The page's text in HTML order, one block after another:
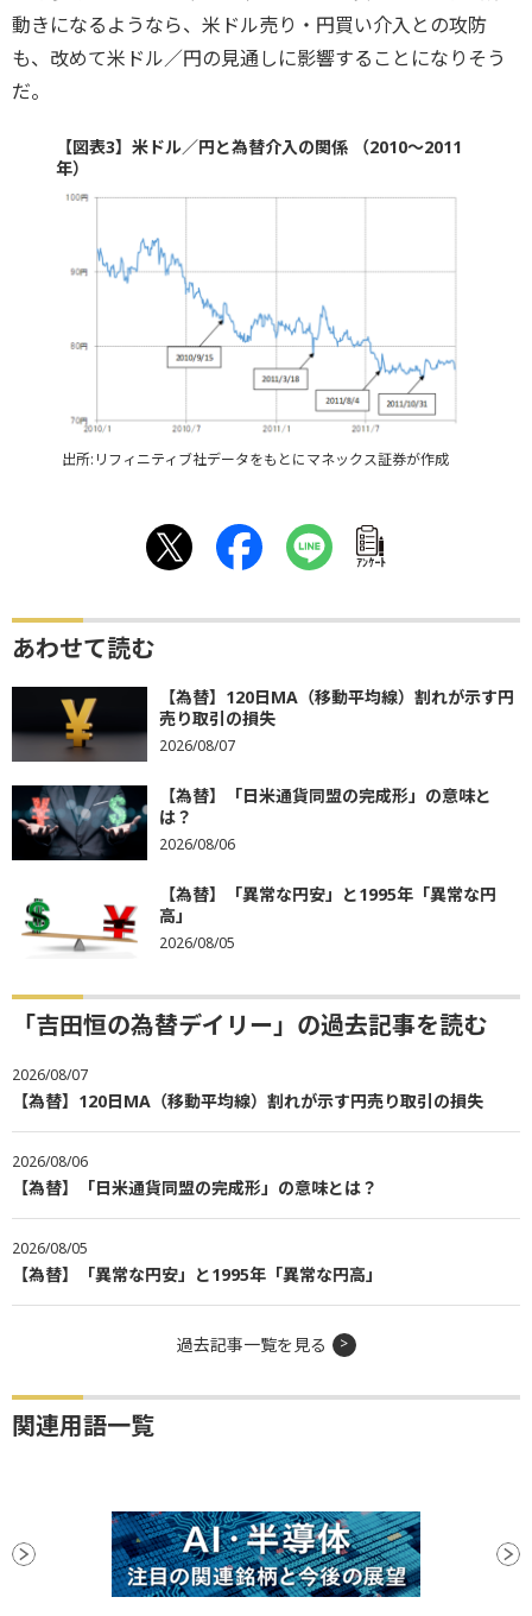
動きになるようなら、米ドル売り・円買い介入との攻防
も、改めて米ドル／円の見通しに影響することになりそう
だ。
【図表3】米ドル／円と為替介入の関係 （2010～2011
年）
出所:リフィニティブ社データをもとにマネックス証券が作成
ｱﾝｹｰﾄ
あわせて読む
【為替】120日MA（移動平均線）割れが示す円
売り取引の損失
2026/08/07
【為替】「日米通貨同盟の完成形」の意味と
は？
2026/08/06
【為替】「異常な円安」と1995年「異常な円
高」
2026/08/05
「吉田恒の為替デイリー」の過去記事を読む
2026/08/07
【為替】120日MA（移動平均線）割れが示す円売り取引の損失
2026/08/06
【為替】「日米通貨同盟の完成形」の意味とは？
2026/08/05
【為替】「異常な円安」と1995年「異常な円高」
過去記事一覧を見る
関連用語一覧